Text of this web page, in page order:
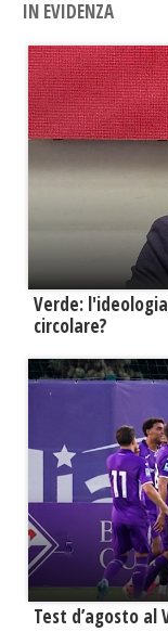
IN EVIDENZA
Verde:
circolare?
Test d’agosto